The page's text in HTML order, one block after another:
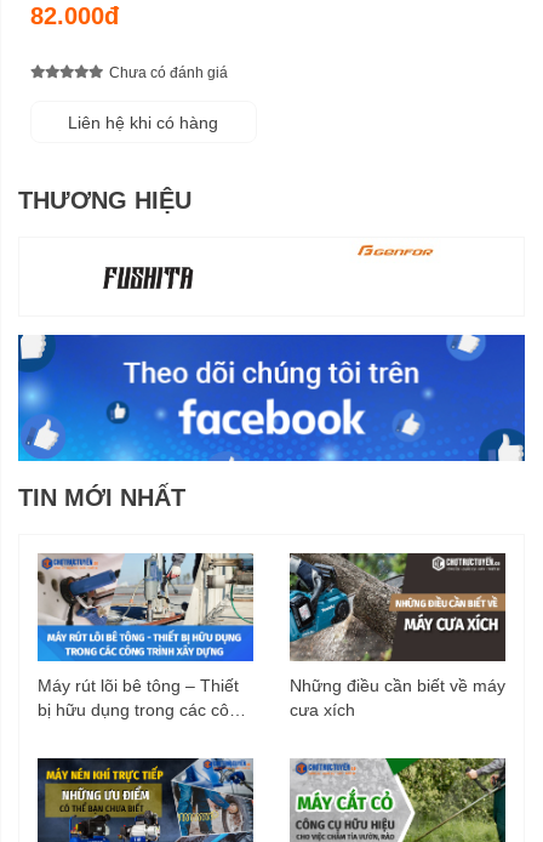
82.000đ
Chưa có đánh giá
Liên hệ khi có hàng
THƯƠNG HIỆU
TIN MỚI NHẤT
Máy rút lõi bê tông – Thiết
bị hữu dụng trong các công
Những điều cần biết về máy
cưa xích